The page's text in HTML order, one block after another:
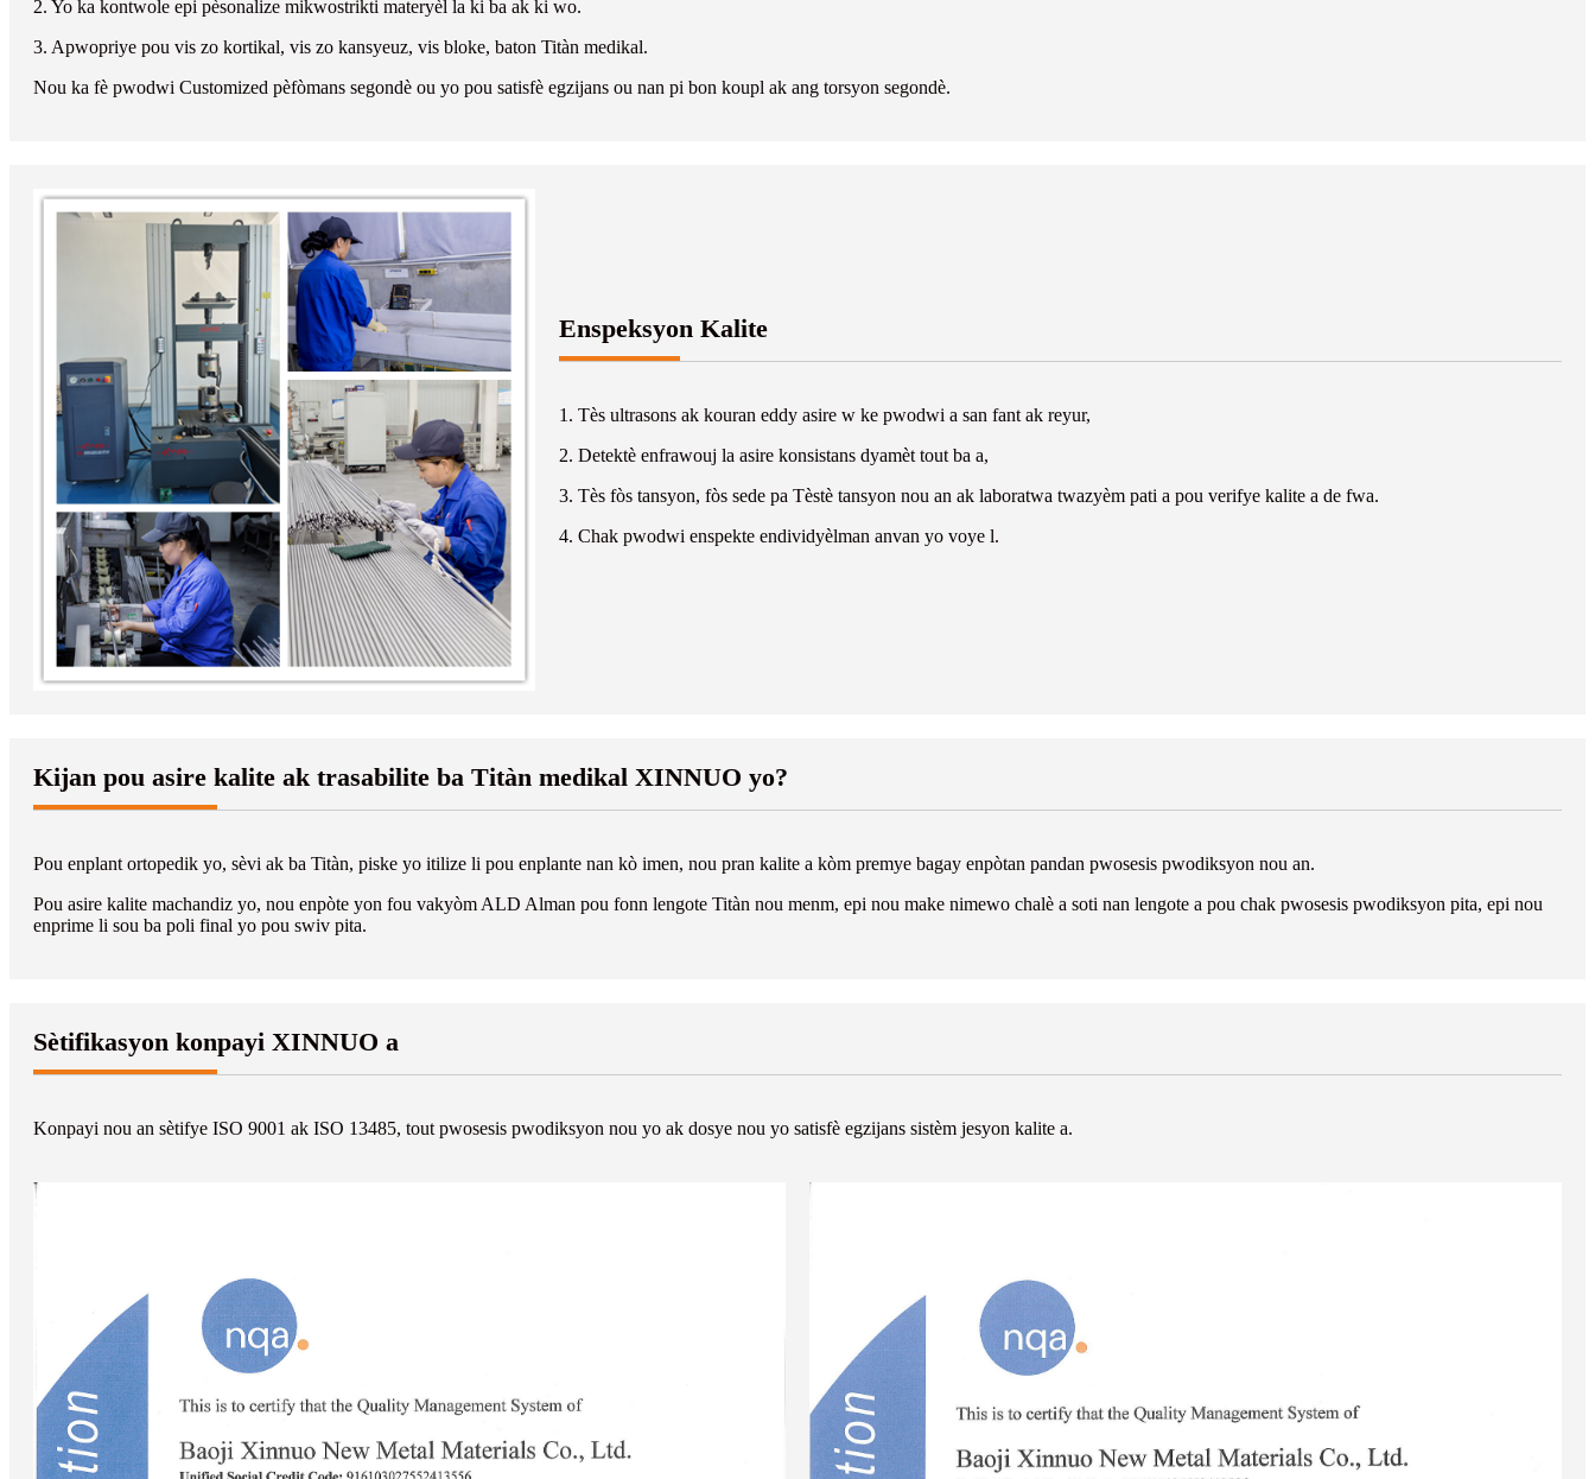
2. Yo ka kontwole epi pèsonalize mikwostrikti materyèl la ki ba ak ki wo.
3. Apwopriye pou vis zo kortikal, vis zo kansyeuz, vis bloke, baton Titàn medikal.
Nou ka fè pwodwi Customized pèfòmans segondè ou yo pou satisfè egzijans ou nan pi bon koupl ak ang torsyon segondè.
Enspeksyon Kalite
1. Tès ultrasons ak kouran eddy asire w ke pwodwi a san fant ak reyur,
2. Detektè enfrawouj la asire konsistans dyamèt tout ba a,
3. Tès fòs tansyon, fòs sede pa Tèstè tansyon nou an ak laboratwa twazyèm pati a pou verifye kalite a de fwa.
4. Chak pwodwi enspekte endividyèlman anvan yo voye l.
Kijan pou asire kalite ak trasabilite ba Titàn medikal XINNUO yo?
Pou enplant ortopedik yo, sèvi ak ba Titàn, piske yo itilize li pou enplante nan kò imen, nou pran kalite a kòm premye bagay enpòtan pandan pwosesis pwodiksyon nou an.
Pou asire kalite machandiz yo, nou enpòte yon fou vakyòm ALD Alman pou fonn lengote Titàn nou menm, epi nou make nimewo chalè a soti nan lengote a pou chak pwosesis pwodiksyon pita, epi nou
enprime li sou ba poli final yo pou swiv pita.
Sètifikasyon konpayi XINNUO a
Konpayi nou an sètifye ISO 9001 ak ISO 13485, tout pwosesis pwodiksyon nou yo ak dosye nou yo satisfè egzijans sistèm jesyon kalite a.